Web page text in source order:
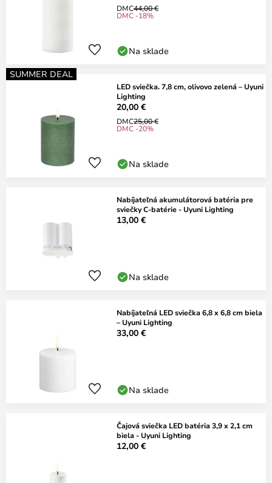
DMC44,00 €
DMC -18%
Na sklade
SUMMER DEAL
LED sviečka. 7,8 cm, olivovo zelená – Uyuni
Lighting
20,00 €
DMC25,00 €
DMC -20%
Na sklade
Nabíjateľná akumulátorová batéria pre
sviečky C-batérie - Uyuni Lighting
13,00 €
Na sklade
Nabíjateľná LED sviečka 6,8 x 6,8 cm biela
– Uyuni Lighting
33,00 €
Na sklade
Čajová sviečka LED batéria 3,9 x 2,1 cm
biela - Uyuni Lighting
12,00 €